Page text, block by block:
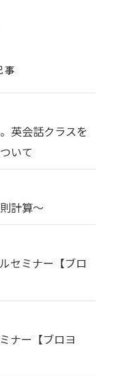
事
英会話クラスを
いて
計算～
セミナー【ブロ
ナー【ブロヨ